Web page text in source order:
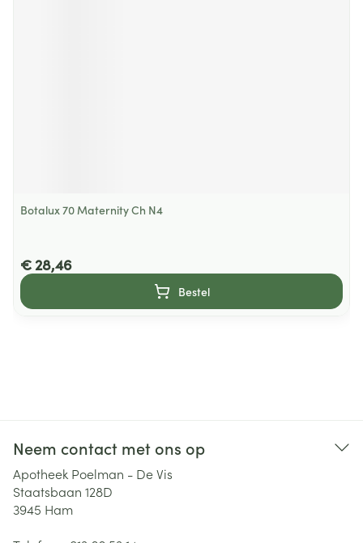
Botalux 70 Maternity Ch N4
€ 28,46
Bestel
Neem contact met ons op
Apotheek Poelman - De Vis
Staatsbaan 128D
3945 Ham